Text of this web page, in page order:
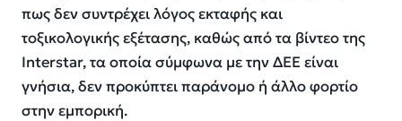
πως δεν συντρέχει λόγος εκταφής και
τοξικολογικής εξέτασης, καθώς από τα βίντεο της
Interstar, τα οποία σύμφωνα με την ΔΕΕ είναι
γνήσια, δεν προκύπτει παράνομο ή άλλο φορτίο
στην εμπορική.